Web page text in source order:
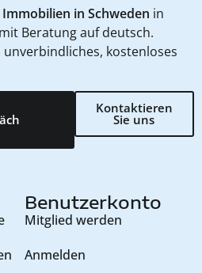
Immobilien in Schweden in
Beratung auf deutsch.
kostenloses
Kontaktieren
Sie uns
Benutzerkonto
Mitglied werden
Anmelden